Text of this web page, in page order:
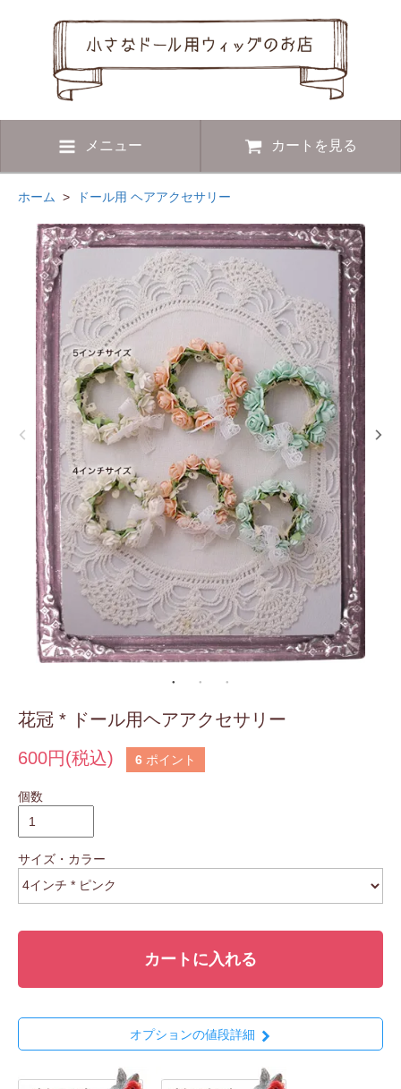
メニュー カートを見る
ホーム > ドール用 ヘアアクセサリー
花冠 * ドール用ヘアアクセサリー
600円(税込)
6 ポイント
個数
サイズ・カラー
カートに入れる
オプションの値段詳細